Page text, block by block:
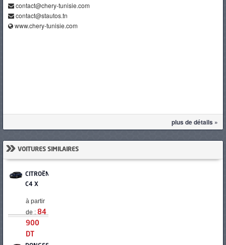
contact@chery-tunisie.com
contact@stautos.tn
www.chery-tunisie.com
plus de détails »
» VOITURES SIMILAIRES
CITROËN
C4 X
à partir
de : 84
900
DT